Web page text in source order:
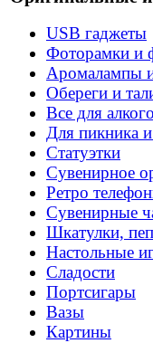
USB гаджеты
Фоторамки и
Аромалампы
Обереги и
Все для
Для пикника
Статуэтки
Сувенирное
Ретро
Сувенирные
Шкатулки,
Настольные
Сладости
Портсигары
Вазы
Картины